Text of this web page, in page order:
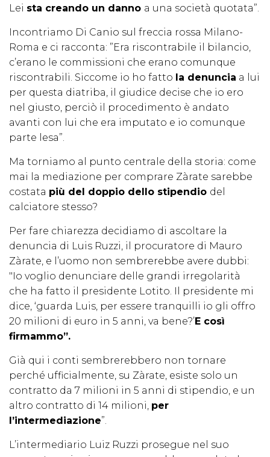
Lei sta creando un danno a una società quotata”.
Incontriamo Di Canio sul freccia rossa Milano-
Roma e ci racconta: ”Era riscontrabile il bilancio,
c’erano le commissioni che erano comunque
riscontrabili. Siccome io ho fatto la denuncia a lui
per questa diatriba, il giudice decise che io ero
nel giusto, perciò il procedimento è andato
avanti con lui che era imputato e io comunque
parte lesa”.
Ma torniamo al punto centrale della storia: come
mai la mediazione per comprare Zàrate sarebbe
costata più del doppio dello stipendio del
calciatore stesso?
Per fare chiarezza decidiamo di ascoltare la
denuncia di Luis Ruzzi, il procuratore di Mauro
Zàrate, e l’uomo non sembrerebbe avere dubbi:
"Io voglio denunciare delle grandi irregolarità
che ha fatto il presidente Lotito. Il presidente mi
dice, ‘guarda Luis, per essere tranquilli io gli offro
20 milioni di euro in 5 anni, va bene?’E così
firmammo”.
Già qui i conti sembrerebbero non tornare
perché ufficialmente, su Zàrate, esiste solo un
contratto da 7 milioni in 5 anni di stipendio, e un
altro contratto di 14 milioni, per
l’intermediazione”.
L’intermediario Luiz Ruzzi prosegue nel suo